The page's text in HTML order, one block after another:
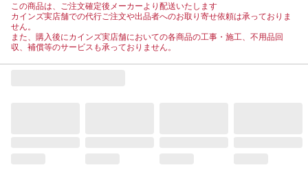
この商品は、ご注文確定後メーカーより配送いたします
カインズ実店舗での代行ご注文や出品者へのお取り寄せ依頼は承っておりま
せん。
また、購入後にカインズ実店舗においての各商品の工事・施工、不用品回
収、補償等のサービスも承っておりません。